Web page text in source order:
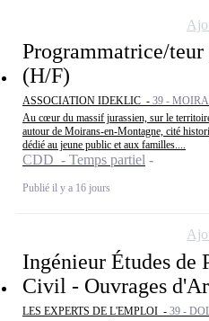
Programmatrice/
(H/F)
ASSOCIATION IDEKLIC - 39 -
Au cœur du massif jurassien, sur le
autour de Moirans-en-Montagne, cité
dédié au jeune public et aux familles....
CDD - Temps partiel
Publié il y a 16 jours
Ingénieur Études de
Civil - Ouvrages
LES EXPERTS DE L'EMPLOI - 39 -